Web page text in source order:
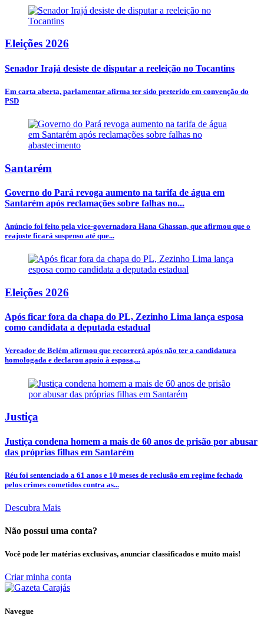
Eleições 2026
Senador Irajá desiste de disputar a reeleição no Tocantins
Em carta aberta, parlamentar afirma ter sido preterido em convenção do
PSD
Santarém
Governo do Pará revoga aumento na tarifa de água em
Santarém após reclamações sobre falhas no...
Anúncio foi feito pela vice-governadora Hana Ghassan, que afirmou que o
reajuste ficará suspenso até que...
Eleições 2026
Após ficar fora da chapa do PL, Zezinho Lima lança esposa
como candidata a deputada estadual
Vereador de Belém afirmou que recorrerá após não ter a candidatura
homologada e declarou apoio à esposa,...
Justiça
Justiça condena homem a mais de 60 anos de prisão por abusar
das próprias filhas em Santarém
Réu foi sentenciado a 61 anos e 10 meses de reclusão em regime fechado
pelos crimes cometidos contra as...
Descubra Mais
Não possui uma conta?
Você pode ler matérias exclusivas, anunciar classificados e muito mais!
Criar minha conta
Navegue